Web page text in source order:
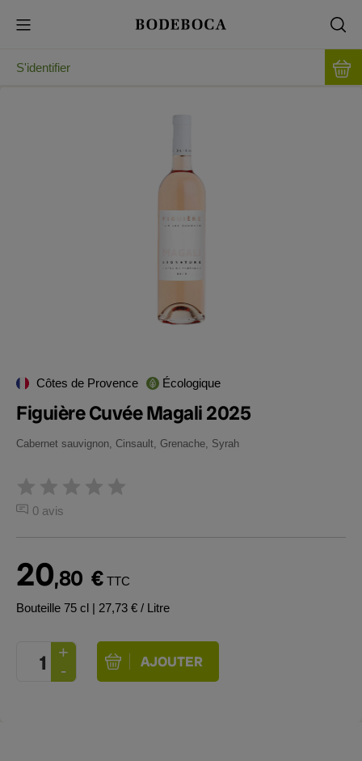
S'identifier
Côtes de Provence Écologique
Figuière Cuvée Magali 2025
Cabernet sauvignon, Cinsault, Grenache, Syrah
0 avis
20,80 € TTC
Bouteille 75 cl | 27,73 € / Litre